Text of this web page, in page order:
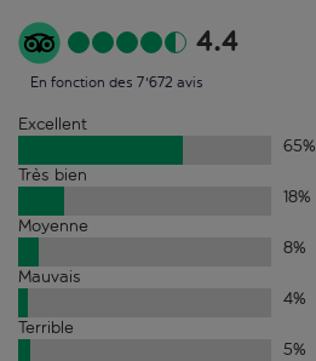
4.4
En fonction des 7'672 avis
Excellent
65%
Très bien
18%
Moyenne
8%
Mauvais
4%
Terrible
5%